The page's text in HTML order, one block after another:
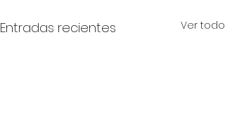
Entradas recientes Ver todo